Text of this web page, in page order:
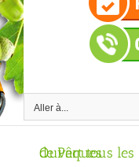
Aller à...
Ouvert tous les jours pendant les vacances de Pâques